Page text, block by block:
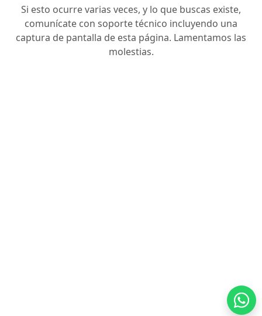
Si esto ocurre varias veces, y lo que buscas existe,
comunícate con soporte técnico incluyendo una
captura de pantalla de esta página. Lamentamos las
molestias.